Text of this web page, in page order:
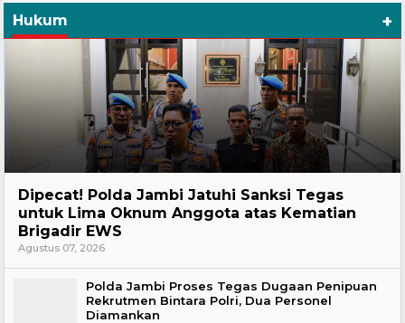
Hukum +
Dipecat! Polda Jambi Jatuhi Sanksi Tegas
untuk Lima Oknum Anggota atas Kematian
Brigadir EWS
Agustus 07, 2026
Polda Jambi Proses Tegas Dugaan Penipuan
Rekrutmen Bintara Polri, Dua Personel
Diamankan